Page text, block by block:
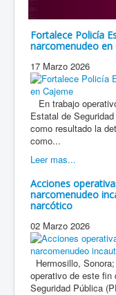
Fortalece Policía
narcomenudeo en
17 Marzo 2026
En trabajo
Estatal de
como resultado la
como...
Leer mas...
Acciones
narcomenudeo
narcótico
02 Marzo 2026
Hermosillo,
operativo de este
Seguridad Pública